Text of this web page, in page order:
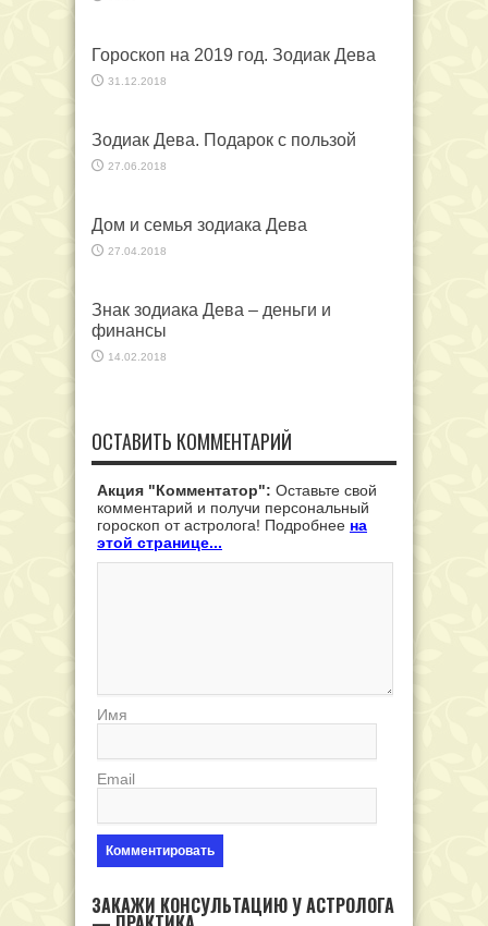
Гороскоп на 2019 год. Зодиак Дева
31.12.2018
Зодиак Дева. Подарок с пользой
27.06.2018
Дом и семья зодиака Дева
27.04.2018
Знак зодиака Дева – деньги и
финансы
14.02.2018
ОСТАВИТЬ КОММЕНТАРИЙ
Акция "Комментатор": Оставьте свой
комментарий и получи персональный
гороскоп от астролога! Подробнее на
этой странице...
Имя
Email
ЗАКАЖИ КОНСУЛЬТАЦИЮ У АСТРОЛОГА